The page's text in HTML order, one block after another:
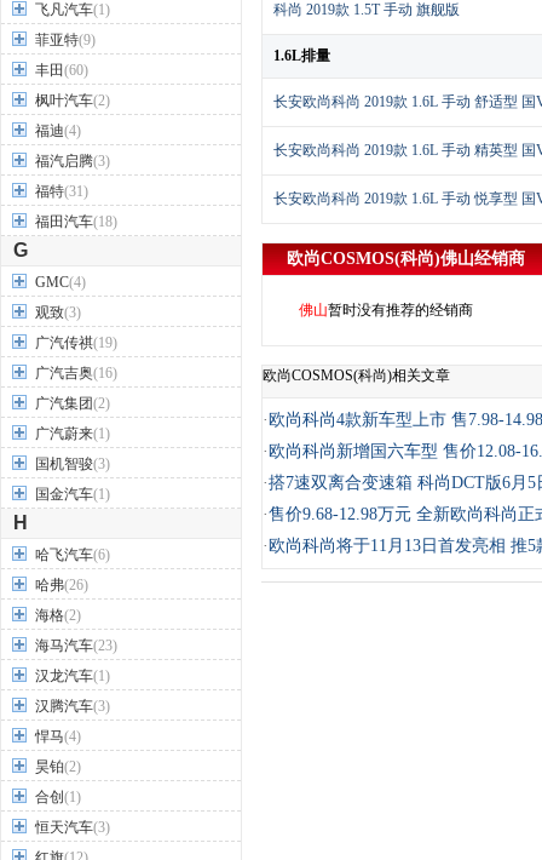
飞凡汽车(1)
菲亚特(9)
丰田(60)
枫叶汽车(2)
福迪(4)
福汽启腾(3)
福特(31)
福田汽车(18)
G
GMC(4)
观致(3)
广汽传祺(19)
广汽吉奥(16)
广汽集团(2)
广汽蔚来(1)
国机智骏(3)
国金汽车(1)
H
哈飞汽车(6)
哈弗(26)
海格(2)
海马汽车(23)
汉龙汽车(1)
汉腾汽车(3)
悍马(4)
昊铂(2)
合创 (1)
恒天汽车(3)
科尚 2019款 1.5T 手动 旗舰版
1.6L排量
长安欧尚科尚 2019款 1.6L 手动 舒适型 国
长安欧尚科尚 2019款 1.6L 手动 精英型 国
长安欧尚科尚 2019款 1.6L 手动 悦享型 国
欧尚COSMOS(科尚)佛山经销商
佛山暂时没有推荐的经销商
欧尚COSMOS(科尚)相关文章
· 欧尚科尚4款新车型上市 售7.98-
· 欧尚科尚新增国六车型 售价12.08-
·搭7速双离合变速箱 科尚DCT版6月5
·售价9.68-12.98万元 全新欧尚科尚正
· 欧尚科尚将于11月13日首发亮相 推5